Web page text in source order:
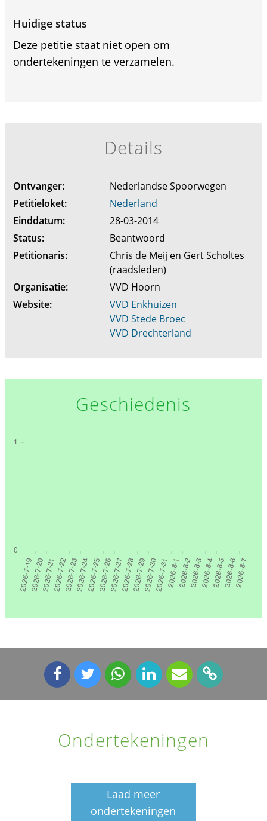
Huidige status
Deze petitie staat niet open om
ondertekeningen te verzamelen.
Details
Ontvanger:
Nederlandse Spoorwegen
Petitieloket:
Nederland
Einddatum:
28-03-2014
Status:
Beantwoord
Petitionaris:
Chris de Meij en Gert Scholtes
(raadsleden)
Organisatie:
VVD Hoorn
Website:
VVD Enkhuizen
VVD Stede Broec
VVD Drechterland
Geschiedenis
Ondertekeningen
Laad meer
ondertekeningen